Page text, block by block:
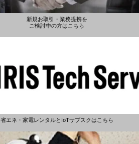
新規お取引・業務提携を
ご検討中の方はこちら
省エネ・家電レンタルとIoTサブスクはこちら